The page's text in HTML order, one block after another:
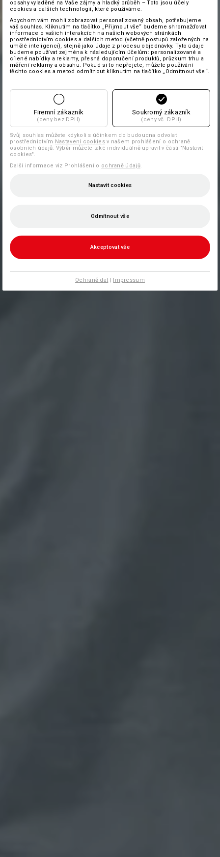
obsahy vyladěné na Vaše zájmy a hladký průběh – Toto jsou účely
cookies a dalších technologií, které používáme.
Abychom vám mohli zobrazovat personalizovaný obsah, potřebujeme
váš souhlas. Kliknutím na tlačítko „Přijmout vše“ budeme shromažďovat
informace o vašich interakcích na našich webových stránkách
prostřednictvím cookies a dalších metod (včetně postupů založených na
umělé inteligenci), stejně jako údaje z procesu objednávky. Tyto údaje
budeme používat zejména k následujícím účelům: personalizované a
cílené nabídky a reklamy, přesná doporučení produktů, průzkum trhu a
měření reklamy a obsahu. Pokud si to nepřejete, můžete používání
těchto cookies a metod odmítnout kliknutím na tlačítko „Odmítnout vše“.
Firemní zákazník
(ceny bez DPH)
Soukromý zákazník
(ceny vč. DPH)
Svůj souhlas můžete kdykoli s účinkem do budoucna odvolat
prostřednictvím Nastavení cookiesv našem prohlášení o ochraně
osobních údajů. Výběr můžete také individuálně upravit v části "Nastavit
cookies".
Další informace viz Prohlášení o ochraně údajů.
Nastavit cookies
Odmítnout vše
Akceptovat vše
Ochraně dat | Impressum